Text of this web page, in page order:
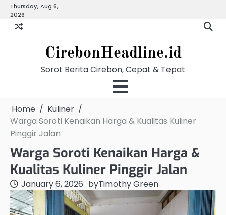
Skip
content
Thursday, Aug 6,
2026
CirebonHeadline.id
Sorot Berita Cirebon, Cepat & Tepat
Home
Kuliner
Warga Soroti Kenaikan Harga & Kualitas Kuliner
Pinggir Jalan
Warga Soroti Kenaikan Harga &
Kualitas Kuliner Pinggir Jalan
January 6, 2026 byTimothy Green